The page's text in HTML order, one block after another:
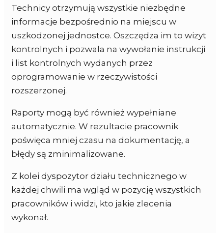
Technicy otrzymują wszystkie niezbędne
informacje bezpośrednio na miejscu w
uszkodzonej jednostce. Oszczędza im to wizyt
kontrolnych i pozwala na wywołanie instrukcji
i list kontrolnych wydanych przez
oprogramowanie w rzeczywistości
rozszerzonej.
Raporty mogą być również wypełniane
automatycznie. W rezultacie pracownik
poświęca mniej czasu na dokumentację, a
błędy są zminimalizowane.
Z kolei dyspozytor działu technicznego w
każdej chwili ma wgląd w pozycję wszystkich
pracowników i widzi, kto jakie zlecenia
wykonał.